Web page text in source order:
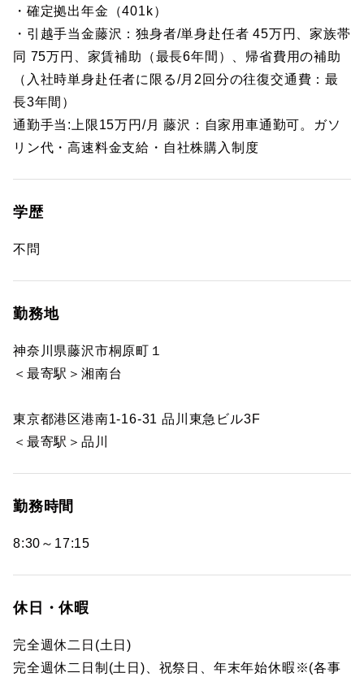
・確定拠出年金（401k）
・引越手当金藤沢：独身者/単身赴任者 45万円、家族帯
同 75万円、家賃補助（最長6年間）、帰省費用の補助
（入社時単身赴任者に限る/月2回分の往復交通費：最
長3年間）
通勤手当:上限15万円/月 藤沢：自家用車通勤可。ガソ
リン代・高速料金支給・自社株購入制度
学歴
不問
勤務地
神奈川県藤沢市桐原町１
＜最寄駅＞湘南台
東京都港区港南1-16-31 品川東急ビル3F
＜最寄駅＞品川
勤務時間
8:30～17:15
休日・休暇
完全週休二日(土日)
完全週休二日制(土日)、祝祭日、年末年始休暇※(各事